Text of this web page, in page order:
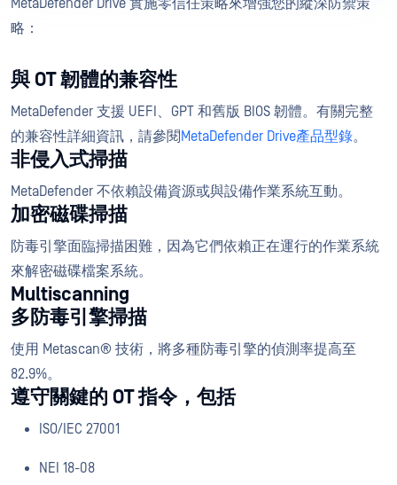
MetaDefender Drive 實施零信任策略來增強您的縱深防禦策
略：
與 OT 韌體的兼容性
MetaDefender 支援 UEFI、GPT 和舊版 BIOS 韌體。有關完整
的兼容性詳細資訊，請參閱 MetaDefender Drive產品型錄。
非侵入式掃描
MetaDefender 不依賴設備資源或與設備作業系統互動。
加密磁碟掃描
防毒引擎面臨掃描困難，因為它們依賴正在運行的作業系統
來解密磁碟檔案系統。
Multiscanning
多防毒引擎掃描
使用 Metascan® 技術，將多種防毒引擎的偵測率提高至
82.9%。
遵守關鍵的 OT 指令，包括
ISO/IEC 27001
NEI 18-08